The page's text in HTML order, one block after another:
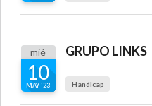
mié
10
MAY '23
GRUPO LINKS
Handicap